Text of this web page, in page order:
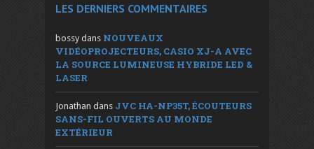
LES DERNIERS COMMENTAIRES
bossy dans NOUVEAUX
VIDÉOPROJECTEURS, CASIO XJ-A AVEC
LA SOURCE LUMINEUSE HYBRIDE LED &
LASER
Jonathan dans JVC HA-NP35T, ÉCOUTEURS
SANS-FIL OUVERTS AU MONDE
EXTÉRIEUR